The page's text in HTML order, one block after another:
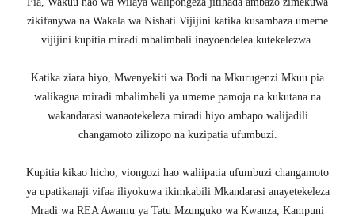
zikifanywa na Wakala wa Nishati Vijijini katika kusambaza umeme
vijijini kupitia miradi mbalimbali inayoendelea kutekelezwa.
Katika ziara hiyo, Mwenyekiti wa Bodi na Mkurugenzi Mkuu pia
walikagua miradi mbalimbali ya umeme pamoja na kukutana na
wakandarasi wanaotekeleza miradi hiyo ambapo walijadili
changamoto zilizopo na kuzipatia ufumbuzi.
Kupitia kikao hicho, viongozi hao waliipatia ufumbuzi changamoto
ya upatikanaji vifaa iliyokuwa ikimkabili Mkandarasi anayetekeleza
Mradi wa REA Awamu ya Tatu Mzunguko wa Kwanza, Kampuni